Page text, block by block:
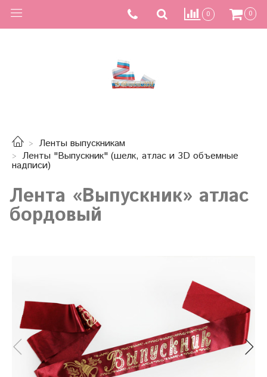
0 0
Ленты выпускникам
Ленты "Выпускник" (шелк, атлас и 3D объемные
надписи)
Лента «Выпускник» атлас
бордовый